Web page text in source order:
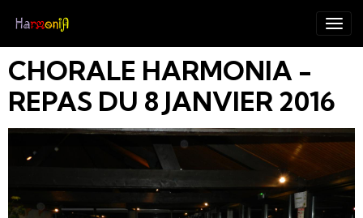
CHORALE HARMONIA -
REPAS DU 8 JANVIER 2016